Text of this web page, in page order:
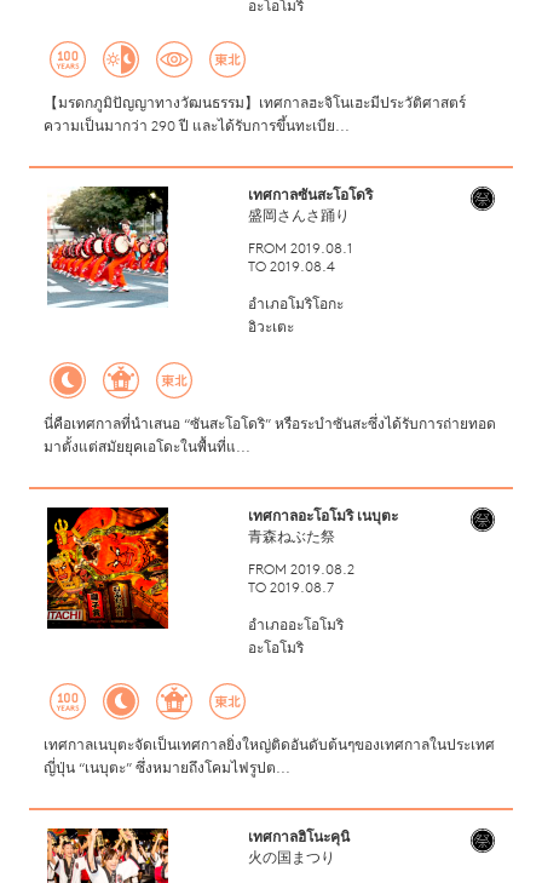
อะโอโมริ
【มรดกภูมิปัญญาทางวัฒนธรรม】เทศกาลฮะจิโนเฮะมีประวัติศาสตร์
ความเป็นมากว่า 290 ปี และได้รับการขึ้นทะเบีย...
เทศกาลซันสะโอโดริ
盛岡さんさ踊り
FROM 2019.08.1
TO 2019.08.4
อำเภอโมริโอกะ
อิวะเตะ
นี่คือเทศกาลที่นำเสนอ “ซันสะโอโดริ” หรือระบำซันสะซึ่งได้รับการถ่ายทอด
มาตั้งแต่สมัยยุคเอโดะในพื้นที่แ...
เทศกาลอะโอโมริ เนบุตะ
青森ねぶた祭
FROM 2019.08.2
TO 2019.08.7
อำเภออะโอโมริ
อะโอโมริ
เทศกาลเนบุตะจัดเป็นเทศกาลยิ่งใหญ่ติดอันดับต้นๆของเทศกาลในประเทศ
ญี่ปุ่น “เนบุตะ” ซึ่งหมายถึงโคมไฟรูปต...
เทศกาลฮิโนะคุนิ
火の国まつり